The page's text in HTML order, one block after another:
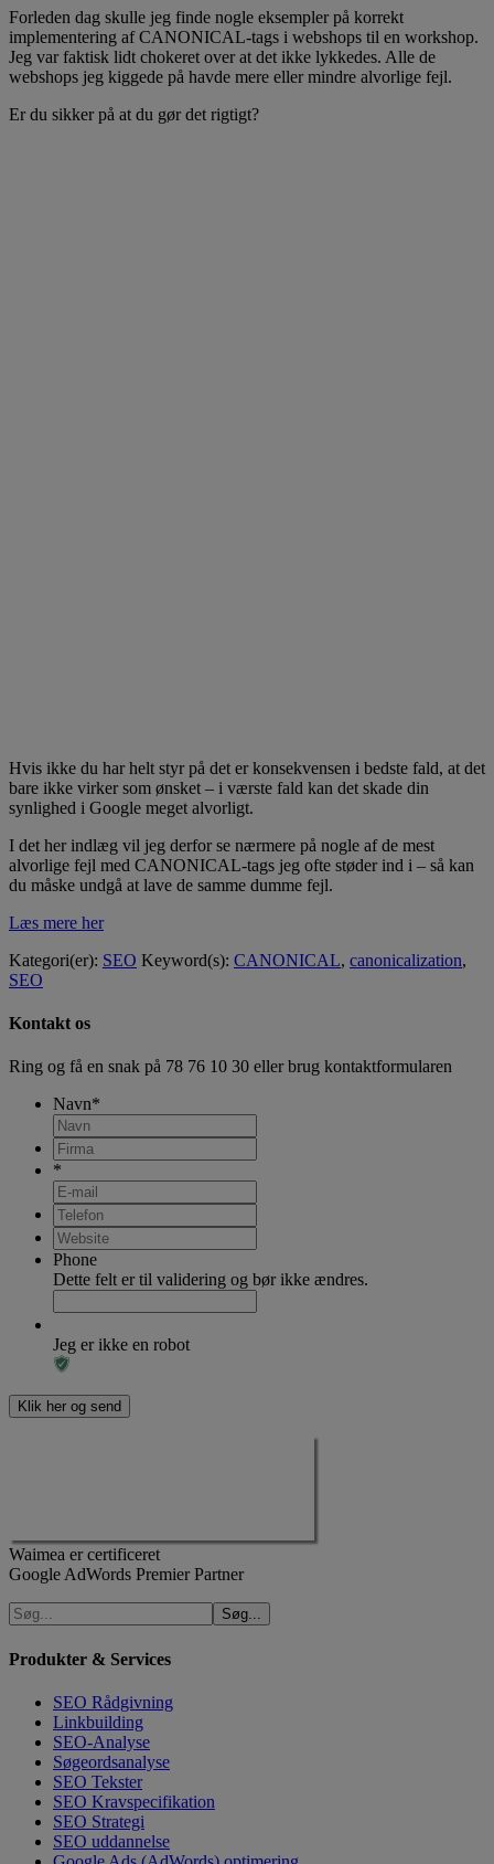
Forleden dag skulle jeg finde nogle eksempler på korrekt
implementering af CANONICAL-tags i webshops til en workshop.
Jeg var faktisk lidt chokeret over at det ikke lykkedes. Alle de
webshops jeg kiggede på havde mere eller mindre alvorlige fejl.
Er du sikker på at du gør det rigtigt?
Hvis ikke du har helt styr på det er konsekvensen i bedste fald, at det
bare ikke virker som ønsket – i værste fald kan det skade din
synlighed i Google meget alvorligt.
I det her indlæg vil jeg derfor se nærmere på nogle af de mest
alvorlige fejl med CANONICAL-tags jeg ofte støder ind i – så kan
du måske undgå at lave de samme dumme fejl.
Læs mere her
Kategori(er): SEO Keyword(s): CANONICAL, canonicalization,
SEO
Kontakt os
Ring og få en snak på 78 76 10 30 eller brug kontaktformularen
Navn*
*
Phone
Dette felt er til validering og bør ikke ændres.
Jeg er ikke en robot
Waimea er certificeret
Google AdWords Premier Partner
Produkter & Services
SEO Rådgivning
Linkbuilding
SEO-Analyse
Søgeordsanalyse
SEO Tekster
SEO Kravspecifikation
SEO Strategi
SEO uddannelse